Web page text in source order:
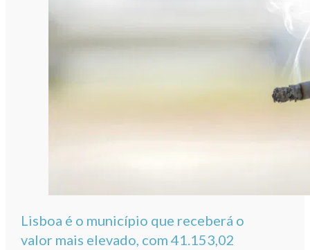
Lisboa é o município que receberá o
valor mais elevado, com 41.153,02